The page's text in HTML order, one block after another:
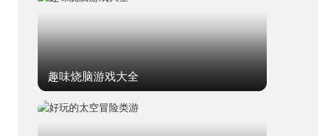
趣味烧脑游戏大全